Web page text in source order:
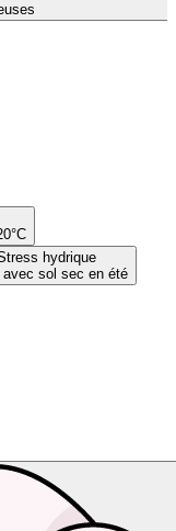
hydrique
avec sol sec en été